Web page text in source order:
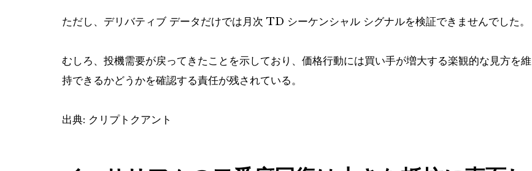
ただし、デリバティブ データだけでは月次 TD シーケンシャル シグナルを検証できませんでした。
むしろ、投機需要が戻ってきたことを示しており、価格行動には買い手が増大する楽観的な見方を維
持できるかどうかを確認する責任が残されている。
出典: クリプトクアント